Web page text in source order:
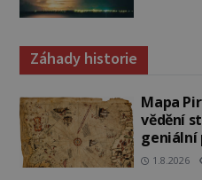
Záhady historie
Mapa
vědění
geniální
1.8.2026